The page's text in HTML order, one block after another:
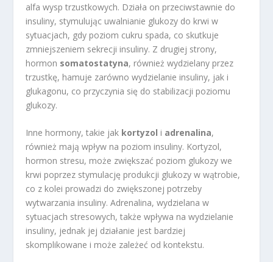
alfa wysp trzustkowych. Działa on przeciwstawnie do
insuliny, stymulując uwalnianie glukozy do krwi w
sytuacjach, gdy poziom cukru spada, co skutkuje
zmniejszeniem sekrecji insuliny. Z drugiej strony,
hormon somatostatyna, również wydzielany przez
trzustkę, hamuje zarówno wydzielanie insuliny, jak i
glukagonu, co przyczynia się do stabilizacji poziomu
glukozy.
Inne hormony, takie jak kortyzol i adrenalina,
również mają wpływ na poziom insuliny. Kortyzol,
hormon stresu, może zwiększać poziom glukozy we
krwi poprzez stymulację produkcji glukozy w wątrobie,
co z kolei prowadzi do zwiększonej potrzeby
wytwarzania insuliny. Adrenalina, wydzielana w
sytuacjach stresowych, także wpływa na wydzielanie
insuliny, jednak jej działanie jest bardziej
skomplikowane i może zależeć od kontekstu.